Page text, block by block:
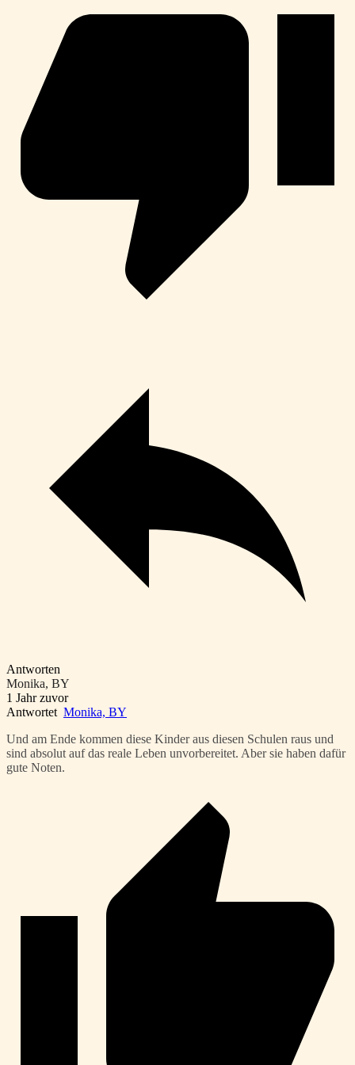
Antworten
Monika, BY
1 Jahr zuvor
Antwortet Monika, BY
Und am Ende kommen diese Kinder aus diesen Schulen raus und
sind absolut auf das reale Leben unvorbereitet. Aber sie haben dafür
gute Noten.